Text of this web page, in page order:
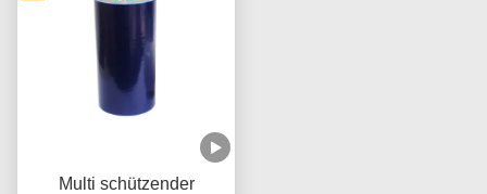
Multi schützender